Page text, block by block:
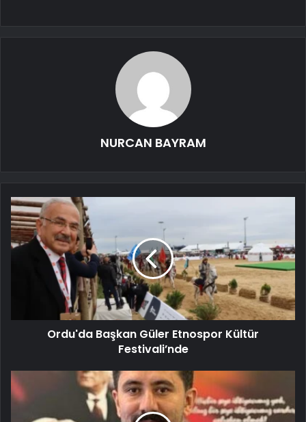
NURCAN BAYRAM
Ordu'da Başkan Güler Etnospor Kültür
Festivali’nde